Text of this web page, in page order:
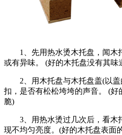
1、先用热水烫木托盘，闻木
或有异味。 (好的木托盘没有其味
2、用木托盘与木托盘盖(以
扣，是否有松松垮垮的声音。 (
脆)
3、用热水烫过几次后，看木
现不均匀亮度。(好的木托盘表面